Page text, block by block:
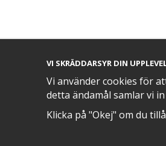
TRYGG BETALNING MED​
VI SKRÄDDARSYR DIN
Vi använder cookies för
detta ändamål samlar vi
Klicka på "Okej" om du